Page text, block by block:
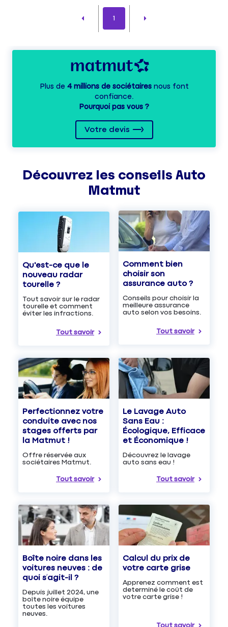
1
Plus de 4 millions de sociétairesnous font
confiance.
Pourquoi pas vous ?
Votre devis
Découvrez les conseils Auto
Matmut
Qu'est-ce que le
nouveau radar
tourelle ?
Tout savoir sur le radar
tourelle et comment
éviter les infractions.
Tout savoir
Comment bien
choisir son
assurance auto ?
Conseils pour choisir la
meilleure assurance
auto selon vos besoins.
Tout savoir
Perfectionnez votre
conduite avec nos
stages offerts par
la Matmut !
Offre réservée aux
sociétaires Matmut.
Tout savoir
Le Lavage Auto
Sans Eau :
Écologique, Efficace
et Économique !
Découvrez le lavage
auto sans eau !
Tout savoir
Boîte noire dans les
voitures neuves : de
quoi s’agit-il ?
Depuis juillet 2024, une
boîte noire équipe
toutes les voitures
neuves.
Calcul du prix de
votre carte grise
Apprenez comment est
determiné le coût de
votre carte grise !